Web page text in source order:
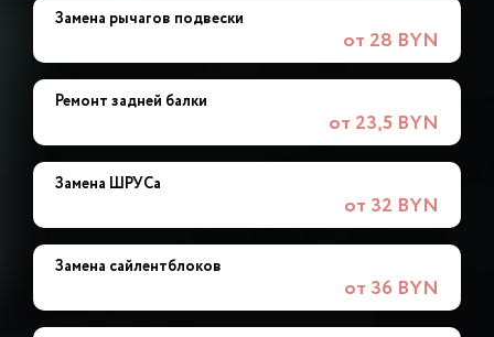
Замена рычагов подвески
от 28 BYN
Ремонт задней балки
от 23,5 BYN
Замена ШРУСа
от 32 BYN
Замена сайлентблоков
от 36 BYN